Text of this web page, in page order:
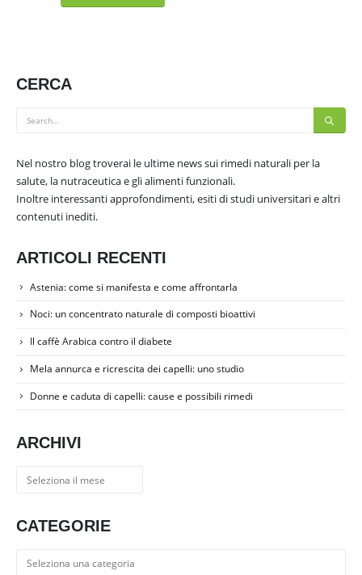
CERCA
Nel nostro blog troverai le ultime news sui rimedi naturali per la
salute, la nutraceutica e gli alimenti funzionali.
Inoltre interessanti approfondimenti, esiti di studi universitari e altri
contenuti inediti.
ARTICOLI RECENTI
Astenia: come si manifesta e come affrontarla
Noci: un concentrato naturale di composti bioattivi
Il caffè Arabica contro il diabete
Mela annurca e ricrescita dei capelli: uno studio
Donne e caduta di capelli: cause e possibili rimedi
ARCHIVI
Archivi
CATEGORIE
Categorie